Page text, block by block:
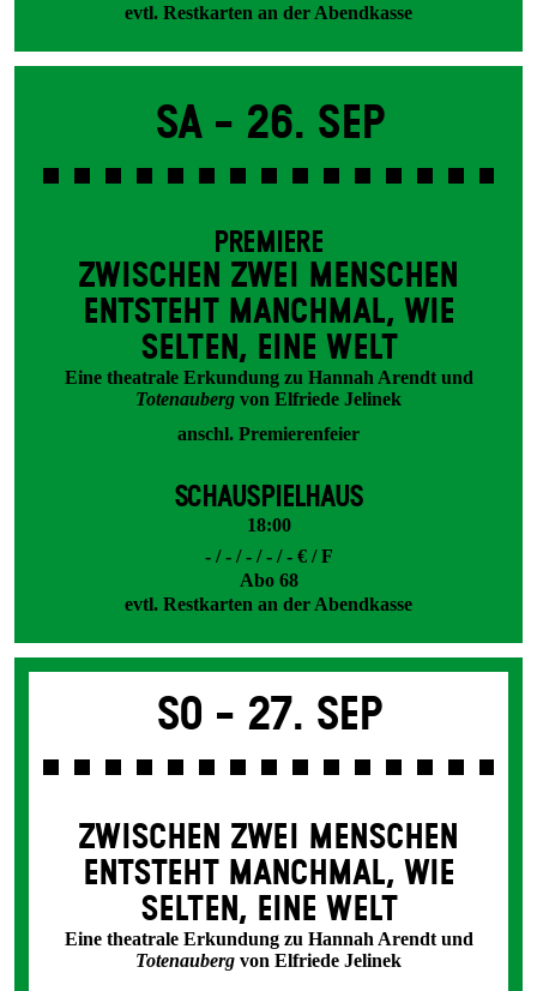
evtl. Restkarten an der Abendkasse
Sa - 26. Sep
PREMIERE
ZWISCHEN ZWEI MENSCHEN
ENT­STEHT MANCH­MAL, WIE
SELTEN, EINE WELT
Eine theatrale Erkundung zu Hannah Arendt und
Totenauberg von Elfriede Jelinek
anschl. Premierenfeier
SCHAUSPIELHAUS
18:00
- / - / - / - / - € / F
Abo 68
evtl. Restkarten an der Abendkasse
So - 27. Sep
ZWISCHEN ZWEI MENSCHEN
ENT­STEHT MANCH­MAL, WIE
SELTEN, EINE WELT
Eine theatrale Erkundung zu Hannah Arendt und
Totenauberg von Elfriede Jelinek